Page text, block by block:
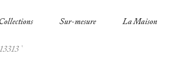
Collections Sur-mesure La Maison